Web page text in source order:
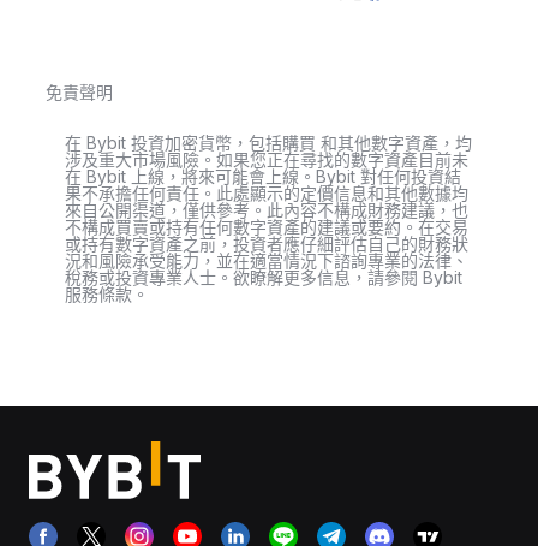
免責聲明
在 Bybit 投資加密貨幣，包括購買 和其他數字資產，均
涉及重大市場風險。如果您正在尋找的數字資產目前未
在 Bybit 上線，將來可能會上線。Bybit 對任何投資結
果不承擔任何責任。此處顯示的定價信息和其他數據均
來自公開渠道，僅供參考。此內容不構成財務建議，也
不構成買賣或持有任何數字資產的建議或要約。在交易
或持有數字資產之前，投資者應仔細評估自己的財務狀
況和風險承受能力，並在適當情況下諮詢專業的法律、
稅務或投資專業人士。欲瞭解更多信息，請參閱 Bybit
服務條款。